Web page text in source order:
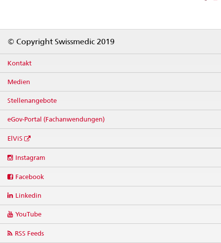
© Copyright Swissmedic 2019
Kontakt
Medien
Stellenangebote
eGov-Portal (Fachanwendungen)
ElViS
media
Instagram
Facebook
Linkedin
YouTube
RSS Feeds